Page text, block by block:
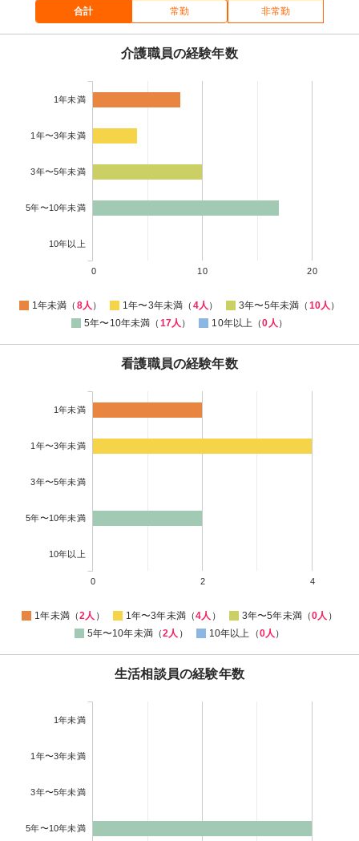
合計 常勤 非常勤
介護職員の経験年数
1年未満
1年〜3年未満
3年〜5年未満
5年〜10年未満
10年以上
0 10 20
1年未満（ 8人 ） 1年〜3年未満（ 4人 ） 3年〜5年未満（ 10人 ）
5年〜10年未満（ 17人 ） 10年以上（0人 ）
看護職員の経験年数
1年未満
1年〜3年未満
3年〜5年未満
5年〜10年未満
10年以上
0 2 4
1年未満（2人 ） 1年〜3年未満（4人 ） 3年〜5年未満（0人 ）
5年〜10年未満（2人 ） 10年以上（0人 ）
生活相談員の経験年数
1年未満
1年〜3年未満
3年〜5年未満
5年〜10年未満